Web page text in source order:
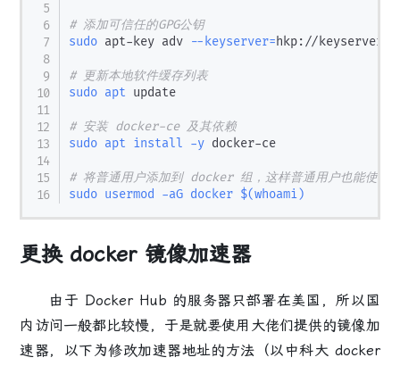
# 添加可信任的GPG公钥
sudo apt-key adv --keyserver=hkp://
# 更新本地软件缓存列表
sudo apt update
# 安装 docker-ce 及其依赖
sudo apt install -y docker-ce
# 将普通用户添加到 docker 组，这样普通用户也能使
sudo usermod -aG docker $(whoami)
更换 docker 镜像加速器
由于 Docker Hub 的服务器只部署在美国，所以国
内访问一般都比较慢，于是就要使用大佬们提供的镜像加
速器，以下为修改加速器地址的方法（以中科大 docker